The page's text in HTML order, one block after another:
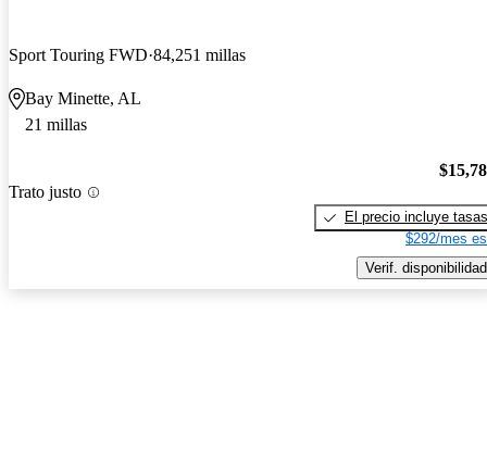
Sport Touring FWD 84,251 millas
Bay Minette, AL
21 millas
Trato justo
El precio incluye tasas
$292/mes
Verif. disponibilidad